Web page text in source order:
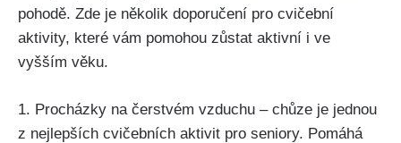
pohodě. Zde je několik doporučení pro cvičební
aktivity, které vám pomohou zůstat aktivní i ve
vyšším věku.
1. Procházky na čerstvém vzduchu – chůze je jednou
z nejlepších cvičebních aktivit pro seniory. Pomáhá